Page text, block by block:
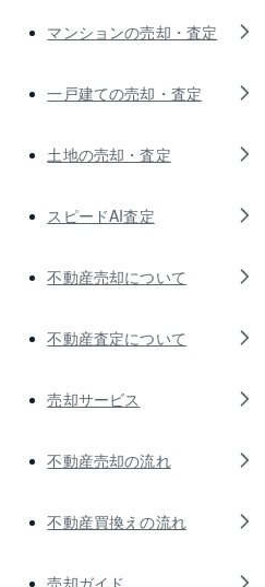
マンションの売却・査定
一戸建ての売却・査定
土地の売却・査定
スピードAI査定
不動産売却について
不動産査定について
売却サービス
不動産売却の流れ
不動産買換えの流れ
売却ガイド